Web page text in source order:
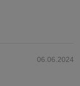
06.06.2024